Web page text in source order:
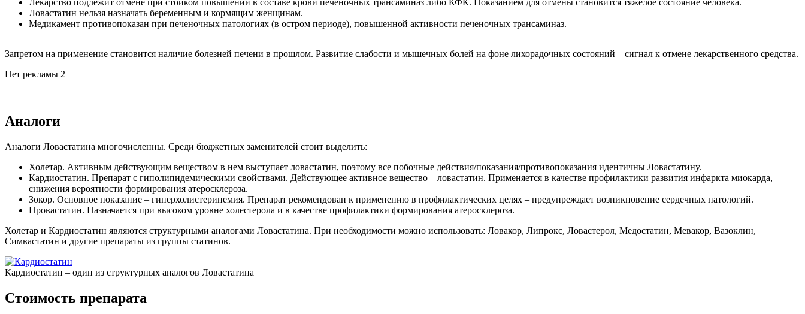
Ловастатин нельзя назначать беременным и кормящим женщинам.
Медикамент противопоказан при печеночных патологиях (в остром периоде), повышенной активности печеночных трансаминаз.
Запретом на применение становится наличие болезней печени в прошлом. Развитие слабости и мышечных болей на фоне лихорадочных состояний – сигнал к отмене лекарственного средства.
Нет рекламы 2
Аналоги
Аналоги Ловастатина многочисленны. Среди бюджетных заменителей стоит выделить:
Холетар. Активным действующим веществом в нем выступает ловастатин, поэтому все побочные действия/показания/противопоказания идентичны Ловастатину.
Кардиостатин. Препарат с гиполипидемическими свойствами. Действующее активное вещество – ловастатин. Применяется в качестве профилактики развития инфаркта миокарда,
снижения вероятности формирования атеросклероза.
Зокор. Основное показание – гиперхолистеринемия. Препарат рекомендован к применению в профилактических целях – предупреждает возникновение сердечных патологий.
Провастатин. Назначается при высоком уровне холестерола и в качестве профилактики формирования атеросклероза.
Холетар и Кардиостатин являются структурными аналогами Ловастатина. При необходимости можно использовать: Ловакор, Липрокс, Ловастерол, Медостатин, Мевакор, Вазоклин,
Симвастатин и другие препараты из группы статинов.
Кардиостатин – один из структурных аналогов Ловастатина
Стоимость препарата